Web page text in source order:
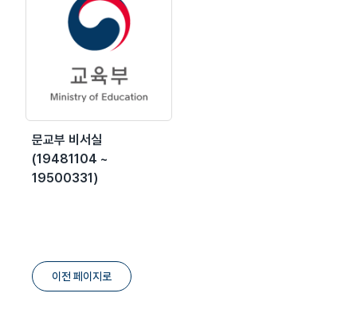
문교부 비서실
(19481104 ~
19500331)
이전 페이지로